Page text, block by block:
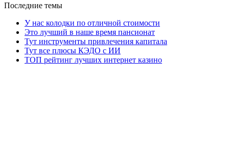
Последние темы
У нас колодки по отличной стоимости
Это лучший в наше время пансионат
Тут инструменты привлечения капитала
Тут все плюсы КЭДО с ИИ
ТОП рейтинг лучших интернет казино